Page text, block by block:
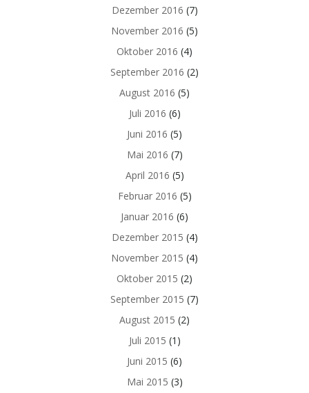
Dezember 2016 (7)
November 2016 (5)
Oktober 2016 (4)
September 2016 (2)
August 2016 (5)
Juli 2016 (6)
Juni 2016 (5)
Mai 2016 (7)
April 2016 (5)
Februar 2016 (5)
Januar 2016 (6)
Dezember 2015 (4)
November 2015 (4)
Oktober 2015 (2)
September 2015 (7)
August 2015 (2)
Juli 2015 (1)
Juni 2015 (6)
Mai 2015 (3)